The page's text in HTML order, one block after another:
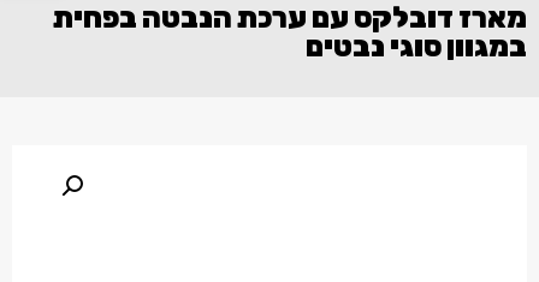
מארז דובלקס עם ערכת הנבטה בפחית
במגוון סוגי נבטים